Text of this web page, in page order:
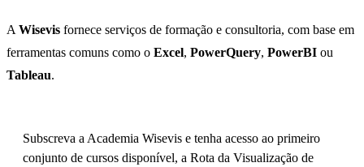
A Wisevis fornece serviços de formação e consultoria, com base em
ferramentas comuns como o Excel, PowerQuery, PowerBI ou
Tableau.
Subscreva a Academia Wisevis e tenha acesso ao primeiro
conjunto de cursos disponível, a Rota da Visualização de